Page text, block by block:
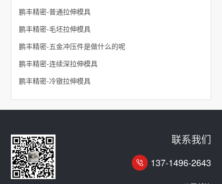
鹏丰精密-普通拉伸模具
鹏丰精密-毛坯拉伸模具
鹏丰精密-五金冲压件是做什么的呢
鹏丰精密-连续深拉伸模具
鹏丰精密-冷镦拉伸模具
联系我们
137-1496-2643